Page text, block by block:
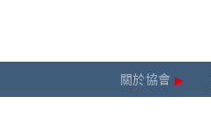
關於協會